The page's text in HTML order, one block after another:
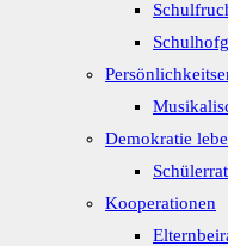
Demokratie
Schülerrat
Kooperationen